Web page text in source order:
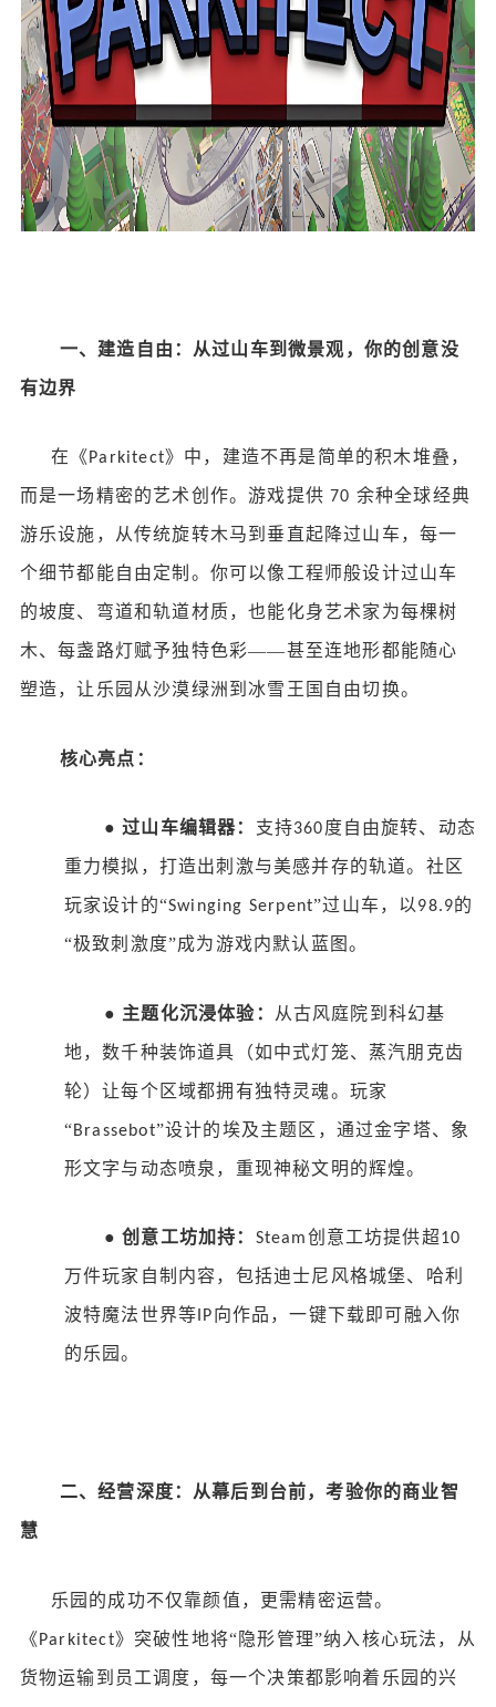
一、建造自由：从过山车到微景观，你的创意没
有边界
在《Parkitect》中，建造不再是简单的积木堆叠，
而是一场精密的艺术创作。游戏提供70 余种全球经典
游乐设施，从传统旋转木马到垂直起降过山车，每一
个细节都能自由定制。你可以像工程师般设计过山车
的坡度、弯道和轨道材质，也能化身艺术家为每棵树
木、每盏路灯赋予独特色彩——甚至连地形都能随心
塑造，让乐园从沙漠绿洲到冰雪王国自由切换。
核心亮点：
● 过山车编辑器： 支持360度自由旋转、动态
重力模拟，打造出刺激与美感并存的轨道。社区
玩家设计的“Swinging Serpent”过山车，以 98.9的
“极致刺激度”成为游戏内默认蓝图。
● 主题化沉浸体验： 从古风庭院到科幻基
地，数千种装饰道具（如中式灯笼、蒸汽朋克齿
轮）让每个区域都拥有独特灵魂。玩家
“Brassebot”设计的埃及主题区，通过金字塔、象
形文字与动态喷泉，重现神秘文明的辉煌。
● 创意工坊加持： Steam创意工坊提供超10
万件玩家自制内容，包括迪士尼风格城堡、哈利
波特魔法世界等IP向作品，一键下载即可融入你
的乐园。
二、经营深度：从幕后到台前，考验你的商业智
慧
乐园的成功不仅靠颜值，更需精密运营。
《 Parkitect》突破性地将“隐形管理”纳入核心玩法，从
货物运输到员工调度，每一个决策都影响着乐园的兴